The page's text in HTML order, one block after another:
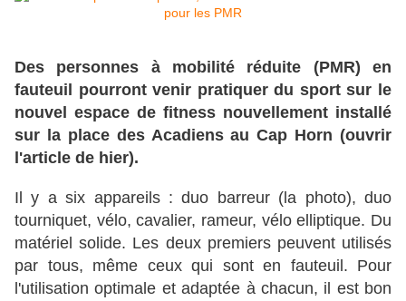
Des personnes à mobilité réduite (PMR) en
fauteuil pourront venir pratiquer du sport sur le
nouvel espace de fitness nouvellement installé
sur la place des Acadiens au Cap Horn (ouvrir
l'article de hier).
Il y a six appareils : duo barreur (la photo), duo
tourniquet, vélo, cavalier, rameur, vélo elliptique. Du
matériel solide. Les deux premiers peuvent utilisés
par tous, même ceux qui sont en fauteuil. Pour
l'utilisation optimale et adaptée à chacun, il est bon